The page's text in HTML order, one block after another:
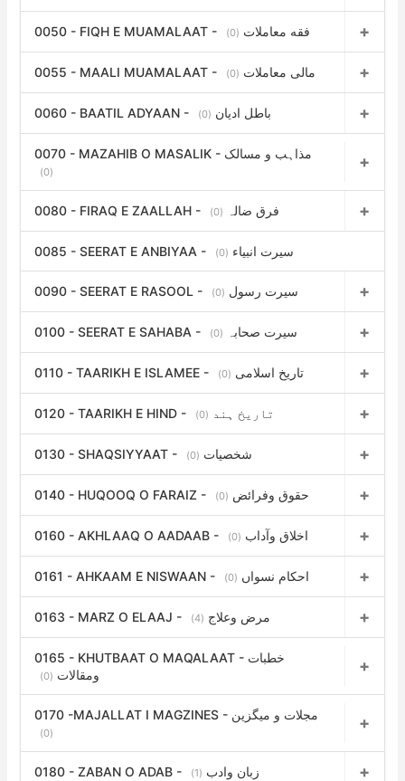
0050 - FIQH E MUAMALAAT - فقه معاملات (0)
0055 - MAALI MUAMALAAT - مالی معاملات (0)
0060 - BAATIL ADYAAN - باطل ادیان (0)
0070 - MAZAHIB O MASALIK - مذاہب و مسالک
(0)
0080 - FIRAQ E ZAALLAH - فرق ضالہ (0)
0085 - SEERAT E ANBIYAA - سیرت انبیاء (0)
0090 - SEERAT E RASOOL - سیرت رسول (0)
0100 - SEERAT E SAHABA - سیرت صحابہ (0)
0110 - TAARIKH E ISLAMEE - تاریخ اسلامی (0)
0120 - TAARIKH E HIND - تاریخ ہند (0)
0130 - SHAQSIYYAAT - شخصیات (0)
0140 - HUQOOQ O FARAIZ - حقوق وفرائض (0)
0160 - AKHLAAQ O AADAAB - اخلاق وآداب (0)
0161 - AHKAAM E NISWAAN - احکام نسواں (0)
0163 - MARZ O ELAAJ - مرض وعلاج (4)
0165 - KHUTBAAT O MAQALAAT - خطبات
ومقالات (0)
0170 -MAJALLAT I MAGZINES - مجلات و میگزین
(0)
0180 - ZABAN O ADAB - زبان وادب (1)